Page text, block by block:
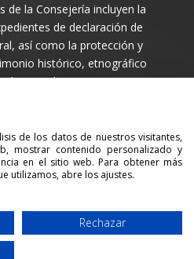
de la Consejería incluyen la
de declaración de
así como la protección y
histórico, etnográfico
en todas sus variantes.
del Cabildo Insular
legal/Política de Privacidad
de los datos de nuestros visitantes,
mostrar contenido personalizado y
en el sitio web. Para obtener más
utilizamos, abre los ajustes.
Rechazar